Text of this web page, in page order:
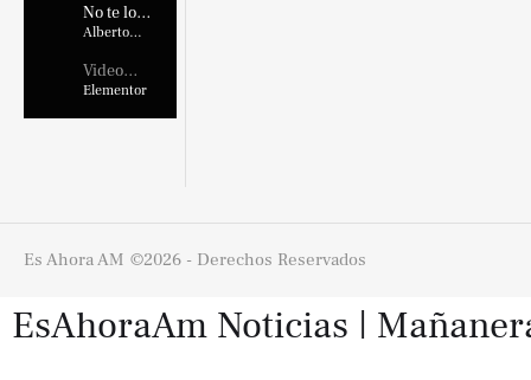
No te lo
pierdas !
Alberto
Video
Placehold
Elementor
Es Ahora AM ©2026 - Derechos Reservados
EsAhoraAm Noticias |